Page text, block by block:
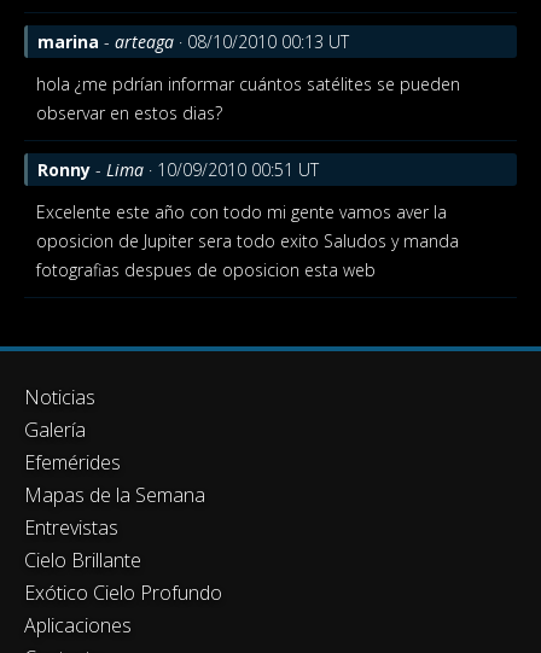
marina - arteaga · 08/10/2010 00:13 UT
hola ¿me pdrían informar cuántos satélites se pueden
observar en estos dias?
Ronny - Lima · 10/09/2010 00:51 UT
Excelente este año con todo mi gente vamos aver la
oposicion de Jupiter sera todo exito Saludos y manda
fotografias despues de oposicion esta web
Noticias
Galería
Efemérides
Mapas de la Semana
Entrevistas
Cielo Brillante
Exótico Cielo Profundo
Aplicaciones